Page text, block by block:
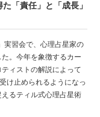
「責任」と「成長」
実習会で、心理占星家の
。今年を象徴するカー
ィストの解説によって
け止められるようになっ
るティル式心理占星術